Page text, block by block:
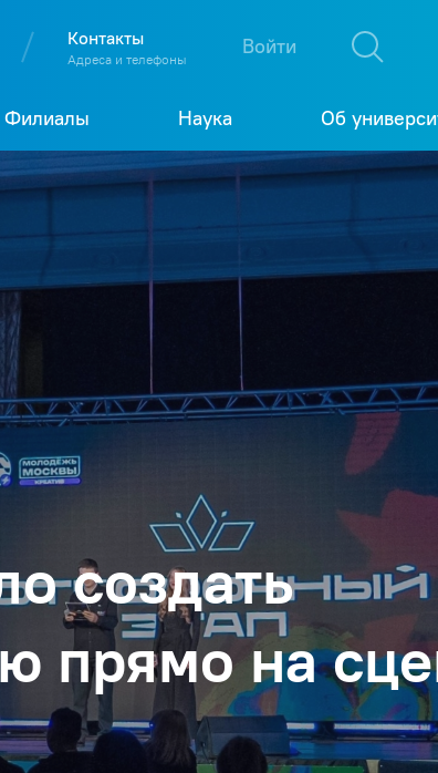
Т
Контакты
Адреса и телефоны
Войти
Филиалы Наука Об
создать
прямо на